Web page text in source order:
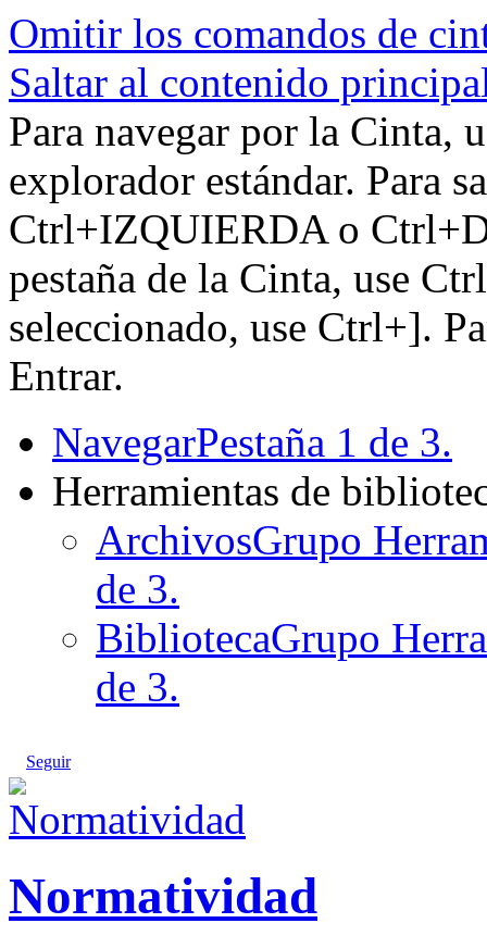
Omitir los comandos de
Saltar al contenido
Para navegar por la Cinta,
explorador estándar. Para
Ctrl+IZQUIERDA o
pestaña de la Cinta, use
seleccionado, use Ctrl+].
Entrar.
NavegarPestaña 1 de 3.
Herramientas de
ArchivosGrupo
de 3.
BibliotecaGrupo
de 3.
Seguir
Normatividad